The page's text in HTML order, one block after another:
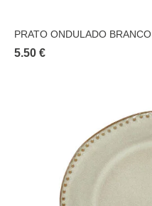
PRATO ONDULADO BRANCO
5.50 €